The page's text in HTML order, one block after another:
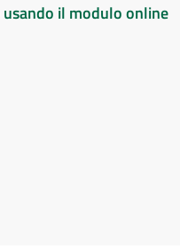
usando il modulo online